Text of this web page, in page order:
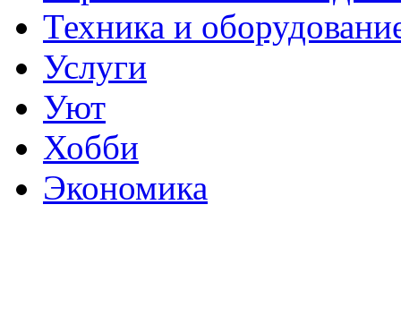
Техника и
Услуги
Уют
Хобби
Экономика